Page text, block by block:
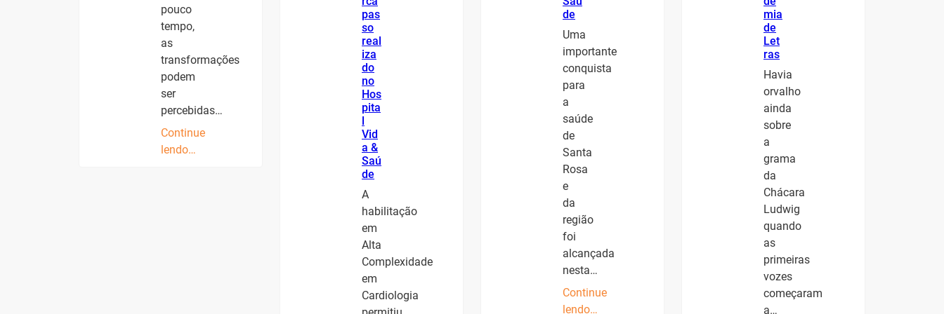
pouco
tempo,
as
transformações
podem
ser
percebidas…
Continue
lendo…
pas
so
real
iza
do
no
Hos
pita
Vid
a &
Saú
de
A
habilitação
em
Alta
Complexidade
em
Cardiologia
de
Uma
importante
conquista
para
a
saúde
de
Santa
Rosa
e
da
região
foi
alcançada
nesta…
Continue
lendo…
mia
de
Let
ras
Havia
orvalho
ainda
sobre
a
grama
da
Chácara
Ludwig
quando
as
primeiras
vozes
começaram
a…